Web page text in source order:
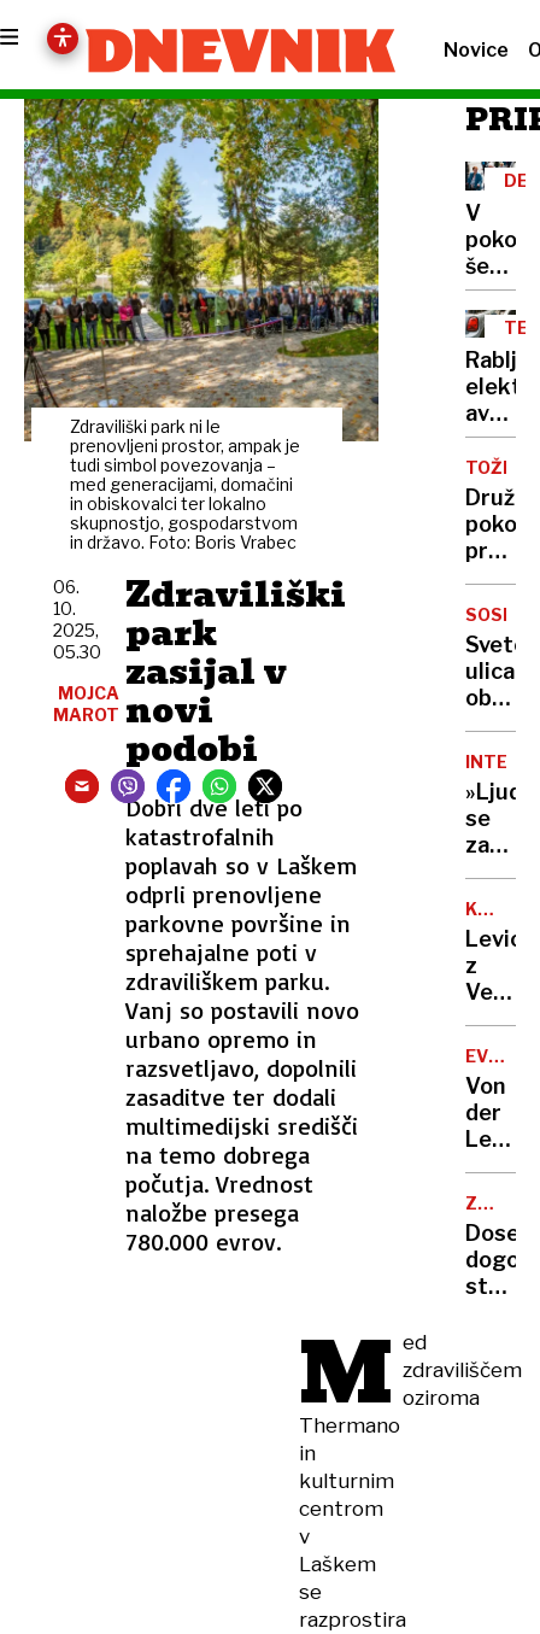
Novice
Zdraviliški park ni le
prenovljeni prostor, ampak je
tudi simbol povezovanja –
med generacijami, domačini
in obiskovalci ter lokalno
skupnostjo, gospodarstvom
in državo. Foto: Boris Vrabec
Zdraviliški
park
zasijal v
novi
podobi
Dobri dve leti po
katastrofalnih
poplavah so v Laškem
odprli prenovljene
parkovne površine in
sprehajalne poti v
zdraviliškem parku.
Vanj so postavili novo
urbano opremo in
razsvetljavo, dopolnili
zasaditve ter dodali
multimedijski središči
na temo dobrega
počutja. Vrednost
naložbe presega
780.000 evrov.
06.
10.
2025,
05.30
MOJCA
MAROT
M ed
zdraviliščem
oziroma
Thermano
in
kulturnim
centrom
v
Laškem
se
razprostira
V
pokoj
še
zdaleč
ne
samo
umret
so
kakšne
pa
so
TOŽBA
proti
UKC
Pravi
vzrok
odkrili
šele
med
drugo
ulica
ob
joti
siroti
»Ljudje
se
da
se
javni
ureja
in v
korist
LEVICE
Levica
z
Vesno
cilja
na
UNIJA
Von
der
zaradi
dveh
ni
treba
ZRAČNI
stavke
ne